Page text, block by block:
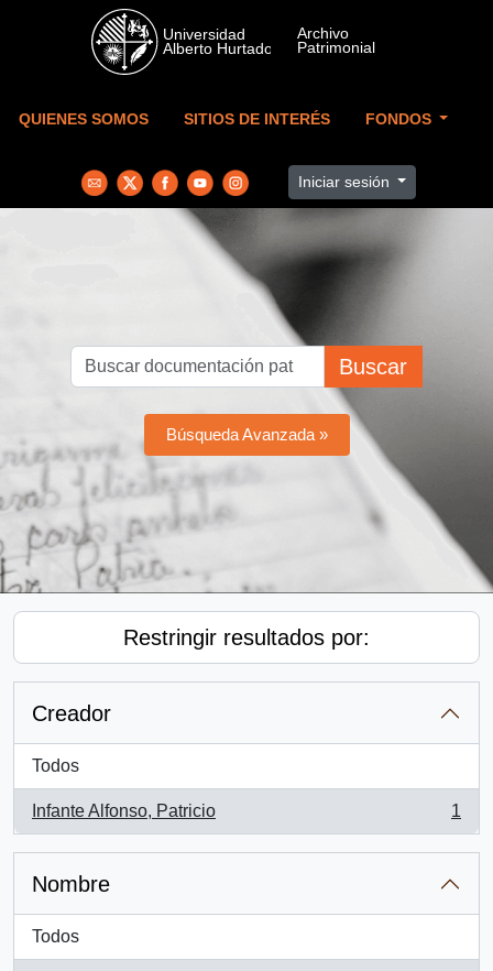
Skip to main content
QUIENES SOMOS SITIOS DE INTERÉS FONDOS
Iniciar sesión
Buscar
Búsqueda Avanzada »
Restringir resultados por:
Creador
Todos
Infante Alfonso, Patricio
, 1 resultados
1
Nombre
Todos